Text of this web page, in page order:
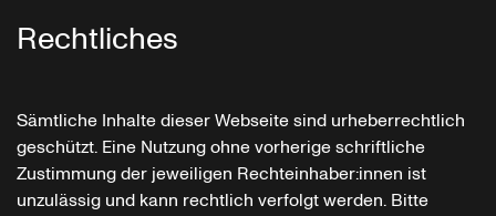
Rechtliches
Sämtliche Inhalte dieser Webseite sind urheberrechtlich
geschützt. Eine Nutzung ohne vorherige schriftliche
Zustimmung der jeweiligen Rechteinhaber:innen ist
unzulässig und kann rechtlich verfolgt werden. Bitte